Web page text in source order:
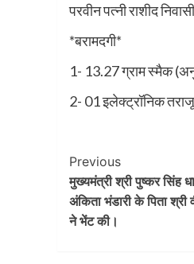
परवीन पत्नी राशीद
*बरामदगी*
1- 13.27 ग्राम स्मैक
2- 01 इलेक्ट्रॉनिक तराजू
Post
Navigation
Previous
मुख्यमंत्री श्री पुष्कर सिंह
अंकिता भंडारी के पिता श्री
ने भेंट की।